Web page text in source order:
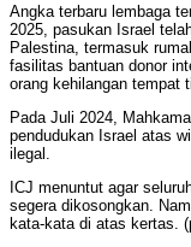
Angka terbaru lembaga
2025, pasukan Israel
Palestina, termasuk
fasilitas bantuan donor
orang kehilangan tempat
Pada Juli 2024,
pendudukan Israel atas
ilegal.
ICJ menuntut agar
segera dikosongkan.
kata-kata di atas kertas.